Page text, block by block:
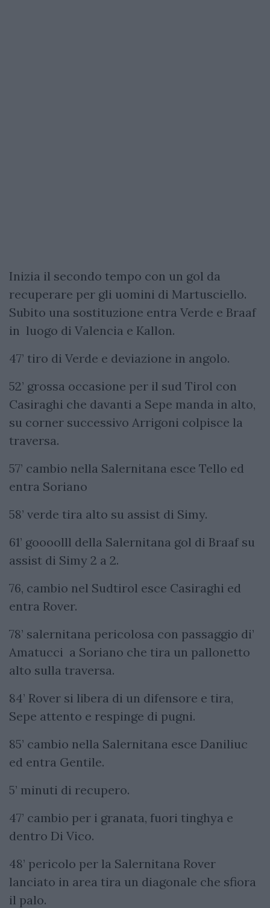
Inizia il secondo tempo con un gol da
recuperare per gli uomini di Martusciello.
Subito una sostituzione entra Verde e Braaf
in luogo di Valencia e Kallon.
47’ tiro di Verde e deviazione in angolo.
52’ grossa occasione per il sud Tirol con
Casiraghi che davanti a Sepe manda in alto,
su corner successivo Arrigoni colpisce la
traversa.
57’ cambio nella Salernitana esce Tello ed
entra Soriano
58’ verde tira alto su assist di Simy.
61’ goooolll della Salernitana gol di Braaf su
assist di Simy 2 a 2.
76, cambio nel Sudtirol esce Casiraghi ed
entra Rover.
78’ salernitana pericolosa con passaggio di’
Amatucci a Soriano che tira un pallonetto
alto sulla traversa.
84’ Rover si libera di un difensore e tira,
Sepe attento e respinge di pugni.
85’ cambio nella Salernitana esce Daniliuc
ed entra Gentile.
5’ minuti di recupero.
47’ cambio per i granata, fuori tinghya e
dentro Di Vico.
48’ pericolo per la Salernitana Rover
lanciato in area tira un diagonale che sfiora
il palo.